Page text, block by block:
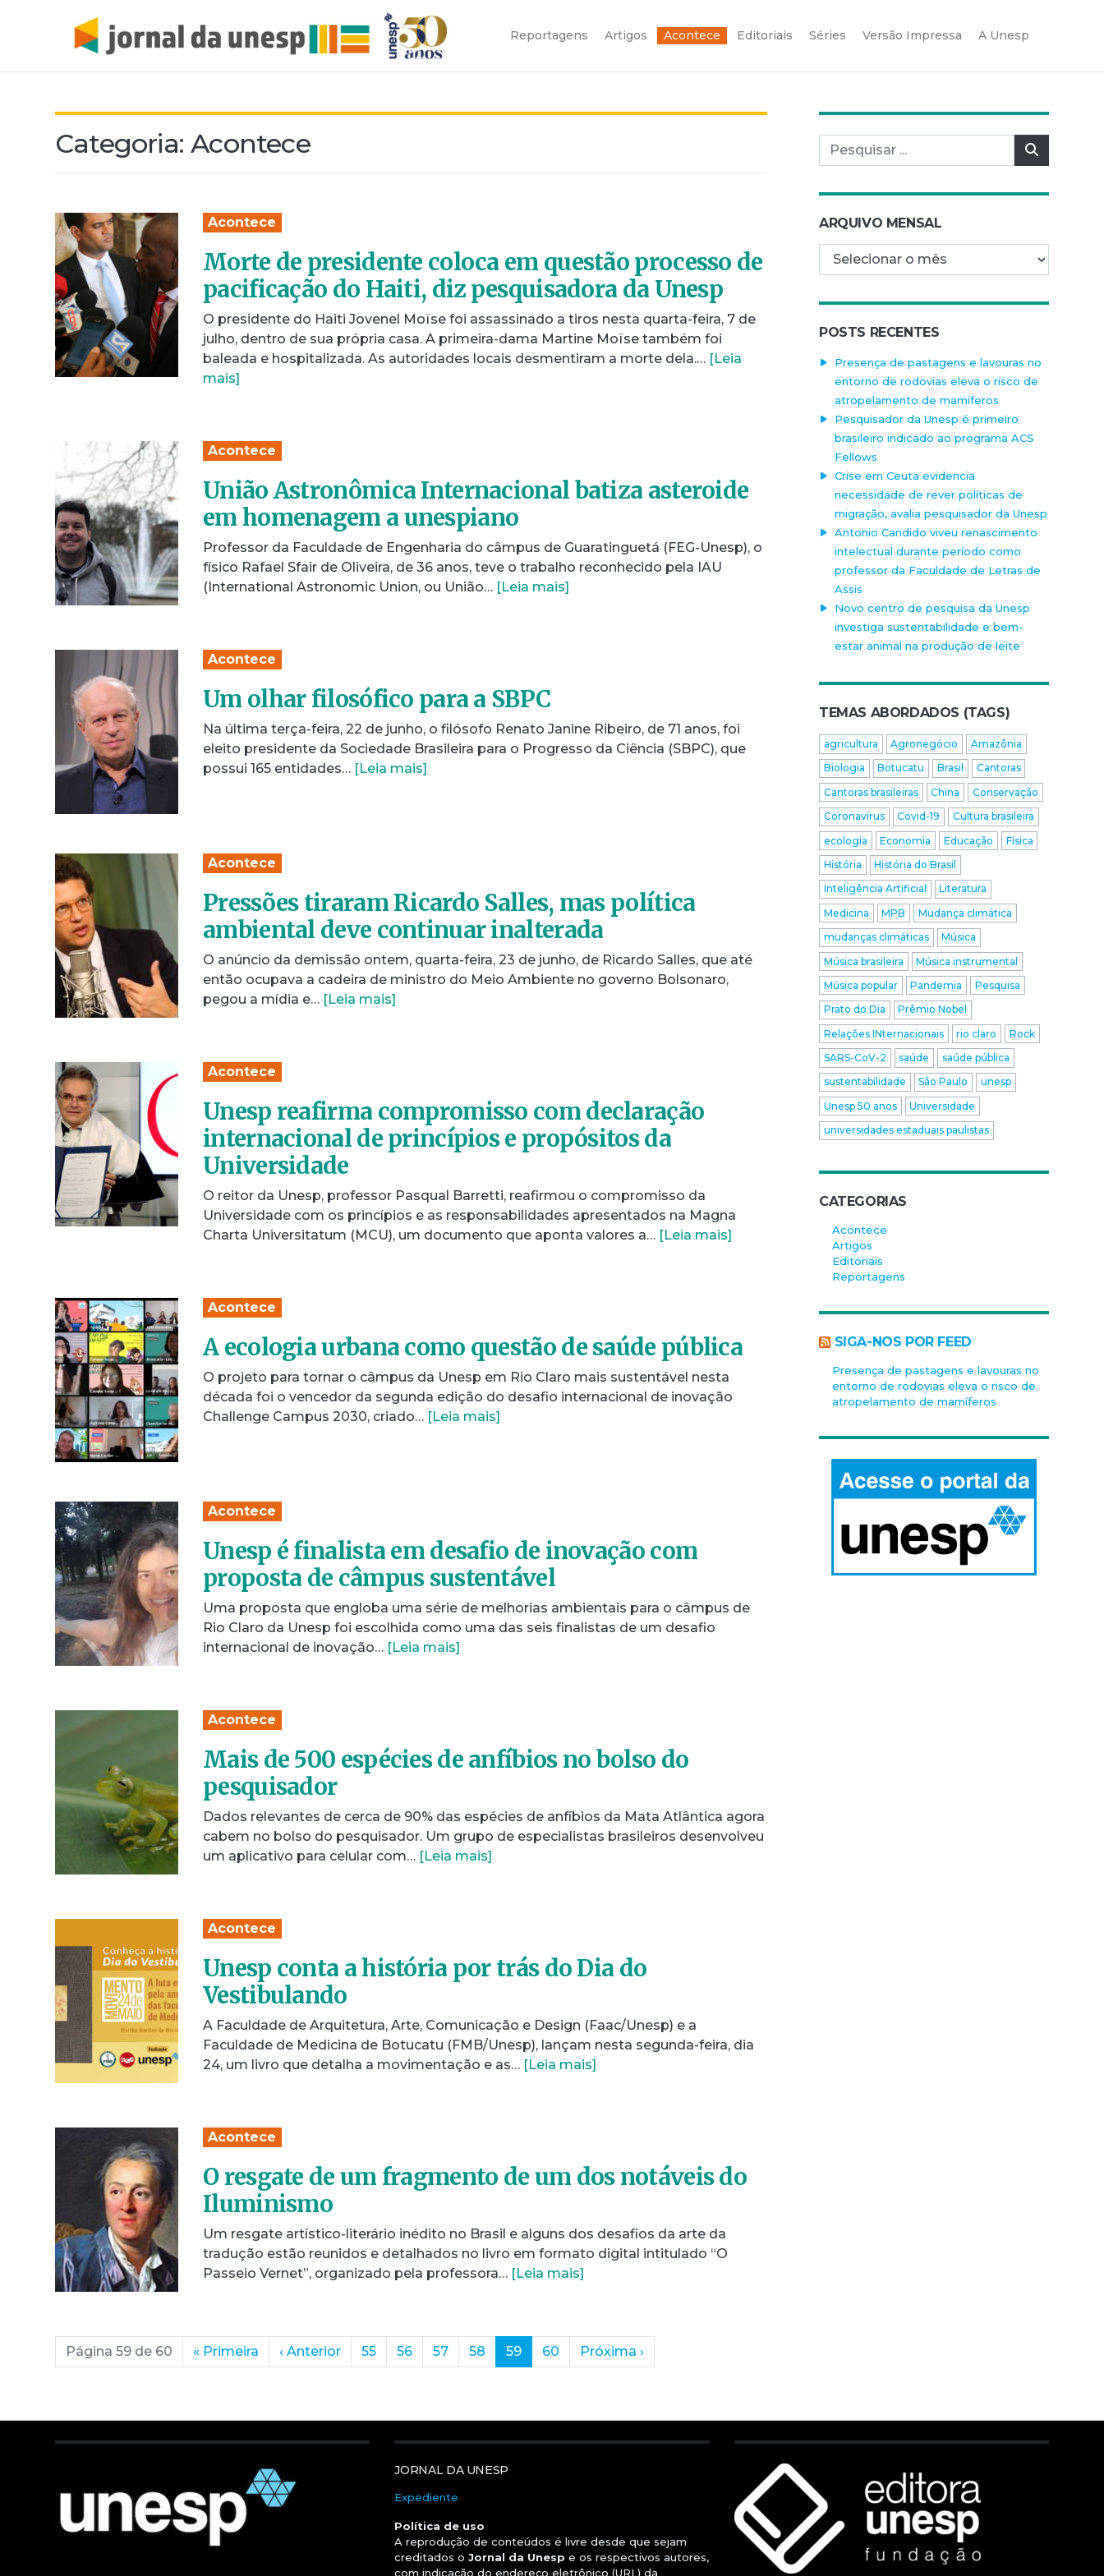
Reportagens Artigos Acontece Editoriais Séries Versão Impressa A Unesp
Categoria:Acontece
Acontece
Morte de presidente coloca em questão processo de
pacificação do Haiti, diz pesquisadora da Unesp
O presidente do Haiti Jovenel Moïse foi assassinado a tiros nesta quarta-feira, 7 de
julho, dentro de sua própria casa. A primeira-dama Martine Moïse também foi
baleada e hospitalizada. As autoridades locais desmentiram a morte dela.… [Leia
mais]
Acontece
União Astronômica Internacional batiza asteroide
em homenagem a unespiano
Professor da Faculdade de Engenharia do câmpus de Guaratinguetá (FEG-Unesp), o
físico Rafael Sfair de Oliveira, de 36 anos, teve o trabalho reconhecido pela IAU
(International Astronomic Union, ou União… [Leia mais]
Acontece
Um olhar filosófico para a SBPC
Na última terça-feira, 22 de junho, o filósofo Renato Janine Ribeiro, de 71 anos, foi
eleito presidente da Sociedade Brasileira para o Progresso da Ciência (SBPC), que
possui 165 entidades… [Leia mais]
Acontece
Pressões tiraram Ricardo Salles, mas política
ambiental deve continuar inalterada
O anúncio da demissão ontem, quarta-feira, 23 de junho, de Ricardo Salles, que até
então ocupava a cadeira de ministro do Meio Ambiente no governo Bolsonaro,
pegou a mídia e… [Leia mais]
Acontece
Unesp reafirma compromisso com declaração
internacional de princípios e propósitos da
Universidade
O reitor da Unesp, professor Pasqual Barretti, reafirmou o compromisso da
Universidade com os princípios e as responsabilidades apresentados na Magna
Charta Universitatum (MCU), um documento que aponta valores a… [Leia mais]
Acontece
A ecologia urbana como questão de saúde pública
O projeto para tornar o câmpus da Unesp em Rio Claro mais sustentável nesta
década foi o vencedor da segunda edição do desafio internacional de inovação
Challenge Campus 2030, criado… [Leia mais]
Acontece
Unesp é finalista em desafio de inovação com
proposta de câmpus sustentável
Uma proposta que engloba uma série de melhorias ambientais para o câmpus de
Rio Claro da Unesp foi escolhida como uma das seis finalistas de um desafio
internacional de inovação… [Leia mais]
Acontece
Mais de 500 espécies de anfíbios no bolso do
pesquisador
Dados relevantes de cerca de 90% das espécies de anfíbios da Mata Atlântica agora
cabem no bolso do pesquisador. Um grupo de especialistas brasileiros desenvolveu
um aplicativo para celular com… [Leia mais]
Acontece
Unesp conta a história por trás do Dia do
Vestibulando
A Faculdade de Arquitetura, Arte, Comunicação e Design (Faac/Unesp) e a
Faculdade de Medicina de Botucatu (FMB/Unesp), lançam nesta segunda-feira, dia
24, um livro que detalha a movimentação e as… [Leia mais]
Acontece
O resgate de um fragmento de um dos notáveis do
Iluminismo
Um resgate artístico-literário inédito no Brasil e alguns dos desafios da arte da
tradução estão reunidos e detalhados no livro em formato digital intitulado “O
Passeio Vernet”, organizado pela professora… [Leia mais]
Página 59 de 60 « Primeira ‹ Anterior 55 56 57 58 59(current)
60 Próxima ›
Pesquisar por:
ARQUIVO MENSAL
Arquivo mensal
POSTS RECENTES
Presença de pastagens e lavouras no
entorno de rodovias eleva o risco de
atropelamento de mamíferos
Pesquisador da Unesp é primeiro
brasileiro indicado ao programa ACS
Fellows
Crise em Ceuta evidencia
necessidade de rever políticas de
migração, avalia pesquisador da Unesp
Antonio Candido viveu renascimento
intelectual durante período como
professor da Faculdade de Letras de
Assis
Novo centro de pesquisa da Unesp
investiga sustentabilidade e bem-
estar animal na produção de leite
TEMAS ABORDADOS (TAGS)
agricultura Agronegócio
Amazônia
Biologia
Botucatu Brasil
Cantoras
Cantoras brasileiras
China
Conservação
Coronavírus
Covid-19
Cultura brasileira
ecologia
Economia Educação
Física
História
História do Brasil
Inteligência Artificial
Literatura
Medicina
MPB
Mudança climática
mudanças climáticas
Música
Música brasileira
Música instrumental
Música popular
Pandemia
Pesquisa
Prato do Dia
Prêmio Nobel
Relações INternacionais
rio claro
Rock
SARS-CoV-2
saúde
saúde pública
sustentabilidade
São Paulo
unesp
Unesp 50 anos
Universidade
universidades estaduais paulistas
CATEGORIAS
Acontece
Artigos
Editoriais
Reportagens
SIGA-NOS POR FEED
Presença de pastagens e lavouras no
entorno de rodovias eleva o risco de
atropelamento de mamíferos
JORNAL DA UNESP
Expediente
Política de uso
A reprodução de conteúdos é livre desde que sejam
creditados oJornal da Unesp e os respectivos autores,
com indicação do endereço eletrônico (URL) da